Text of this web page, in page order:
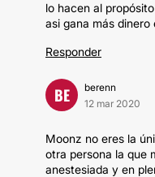
lo hacen al
asi gana más dinero
Responder
BE
berenn
12 mar 2020
Moonz no eres la
otra persona la que
anestesiada y en